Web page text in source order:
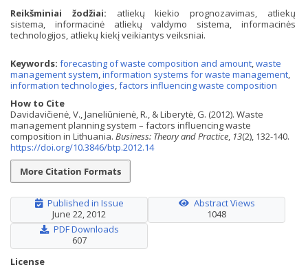
Reikšminiai žodžiai: atliekų kiekio prognozavimas, atliekų
sistema, informacinė atliekų valdymo sistema, informacinės
technologijos, atliekų kiekį veikiantys veiksniai.
Keywords: forecasting of waste composition and amount,waste
management system,information systems for waste management,
information technologies,factors influencing waste composition
How to Cite
Davidavičienė, V., Janeliūnienė, R., & Liberytė, G. (2012). Waste
management planning system – factors influencing waste
composition in Lithuania. Business: Theory and Practice, 13(2), 132-140.
https://doi.org/10.3846/btp.2012.14
More Citation Formats
Published in Issue
June 22, 2012
Abstract Views
1048
PDF Downloads
607
License